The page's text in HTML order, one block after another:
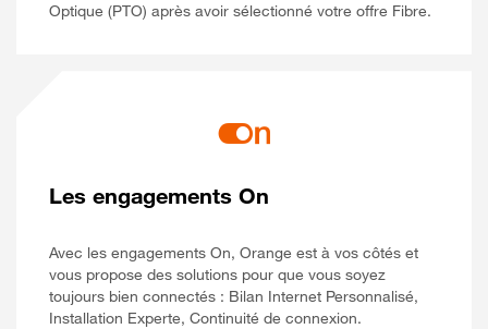
Optique (PTO) après avoir sélectionné votre offre Fibre.
Les engagements On
Avec les engagements On, Orange est à vos côtés et
vous propose des solutions pour que vous soyez
toujours bien connectés : Bilan Internet Personnalisé,
Installation Experte, Continuité de connexion.